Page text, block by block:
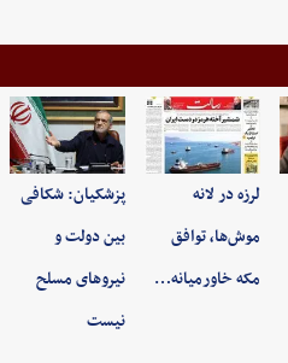
لرزه در لانه
موش‌ها، توافق
مکه خاورمیانه…
پزشکیان: شکافی
بین دولت و
نیروهای مسلح
نیست